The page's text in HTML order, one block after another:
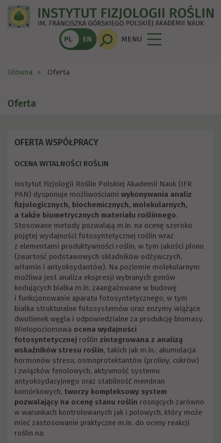
PL EN MENU
Główna Oferta
Oferta
OFERTA WSPÓŁPRACY
OCENA WITALNOŚCI ROŚLIN
Instytut Fizjologii Roślin Polskiej Akademii Nauk (IFR
PAN) dysponuje możliwościami wykonywania analiz
fizjologicznych, biochemicznych, molekularnych,
a także biometrycznych materiału roślinnego.
Stosowane metody pozwalają m.in. na ocenę szeroko
pojętej wydajności fotosyntetycznej roślin wraz
z elementami produktywności roślin, w tym jakości plonu
(zwartość podstawowych składników odżywczych,
witamin i antyoksydantów). Na poziomie molekularnym
możliwa jest analiza ekspresji wybranych genów
kodujących białka m.in. zaangażowane w budowę
i funkcjonowanie aparatu fotosyntetycznego, w tym
białka strukturalne fotosystemów oraz enzymy wiążące
dwutlenek węgla i odpowiedzialne za produkcję biomasy.
Wielopoziomowa ocena wydajności
fotosyntetycznej roślin zintegrowana z analizą
wskaźników stresu roślin, takich jak m.in.: akumulacja
hormonów stresu, osmoprotektantów (proliny, cukrów)
i związków fenolowych, aktywność systemu
antyoksydacyjnego oraz stabilność membran
komórkowych, tworzy kompleksowy system
pozwalający na ocenę stanu roślin rosnących zarówno
w warunkach kontrolowanych jak i polowych, który może
mieć zastosowanie praktyczne m.in. do oceny reakcji
roślin na: